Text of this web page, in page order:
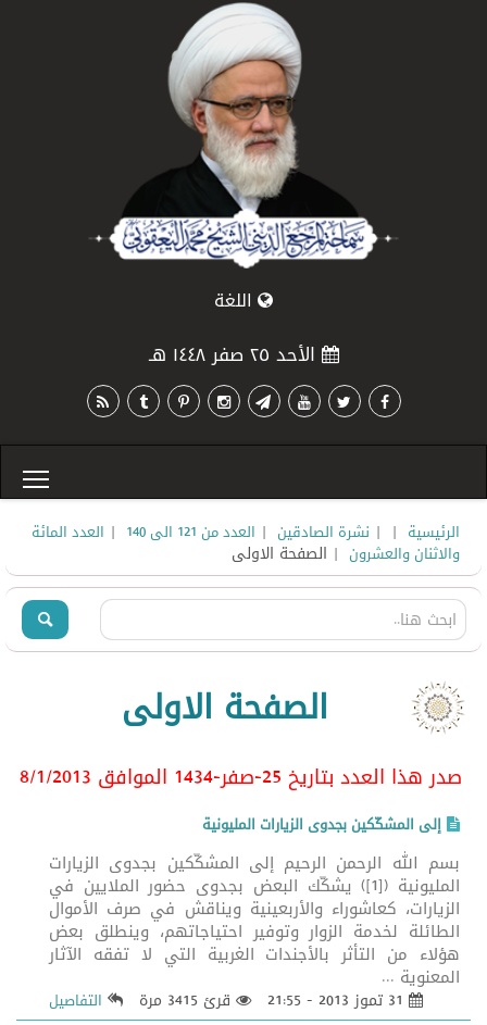
اللغة
الأحد ٢٥ صفر ١٤٤٨ هـ
الرئيسية |
| نشرة الصادقين | العدد من 121 الى 140 | العدد المائة
والاثنان والعشرون | الصفحة الاولى
الصفحة الاولى
صدر هذا العدد بتاريخ 25-صفر-1434 الموافق 8/1 /2013
إلى المشكّكين بجدوى الزيارات المليونية
بسم الله الرحمن الرحيم إلى المشكّكين بجدوى الزيارات
المليونية ([1]) يشكّك البعض بجدوى حضور الملايين في
الزيارات، كعاشوراء والأربعينية ويناقش في صرف الأموال
الطائلة لخدمة الزوار وتوفير احتياجاتهم، وينطلق بعض
هؤلاء من التأثر بالأجندات الغربية التي لا تفقه الآثار
المعنوية ...
قرئ 3415 مرة
التفاصيل